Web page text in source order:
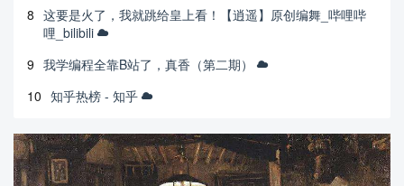
8 这要是火了，我就跳给皇上看！【逍遥】原创编舞_哔哩哔
哩_bilibili
9 我学编程全靠B站了，真香（第二期）
10 知乎热榜 - 知乎